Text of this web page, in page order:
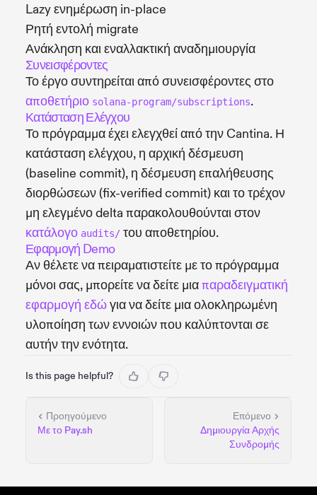
Lazy ενημέρωση in-place
Ρητή εντολή migrate
Ανάκληση και εναλλακτική αναδημιουργία
Συνεισφέροντες
Το έργο συντηρείται από συνεισφέροντες στο
αποθετήριο solana-program/subscriptions.
Κατάσταση Ελέγχου
Το πρόγραμμα έχει ελεγχθεί από την Cantina. Η
κατάσταση ελέγχου, η αρχική δέσμευση
(baseline commit), η δέσμευση επαλήθευσης
διορθώσεων (fix-verified commit) και το τρέχον
μη ελεγμένο delta παρακολουθούνται στον
κατάλογο audits/ του αποθετηρίου.
Εφαρμογή Demo
Αν θέλετε να πειραματιστείτε με το πρόγραμμα
μόνοι σας, μπορείτε να δείτε μιαπαραδειγματική
εφαρμογή εδώγια να δείτε μια ολοκληρωμένη
υλοποίηση των εννοιών που καλύπτονται σε
αυτήν την ενότητα.
Is this page helpful?
Προηγούμενο
Με το Pay.sh
Επόμενο
Δημιουργία Αρχής
Συνδρομής